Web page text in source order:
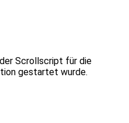
Scrollscript für die
gestartet wurde.